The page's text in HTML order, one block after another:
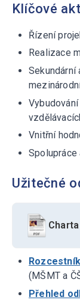
Klíčové
Řízení
Realizace
Sekundární
Vnitřní
Spolupráce
Užitečné
(MŠMT a
Přehled